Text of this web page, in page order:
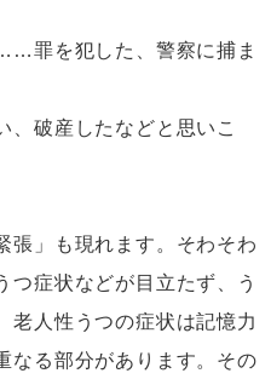
罪を犯した、警察に捕ま
破産したなどと思いこ
張」も現れます。そわそわ
つ症状などが目立たず、う
老人性うつの症状は記憶力
なる部分があります。その